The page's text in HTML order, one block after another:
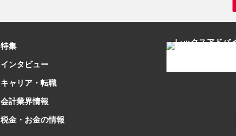
特集
インタビュー
キャリア・転職
会計業界情報
税金・お金の情報